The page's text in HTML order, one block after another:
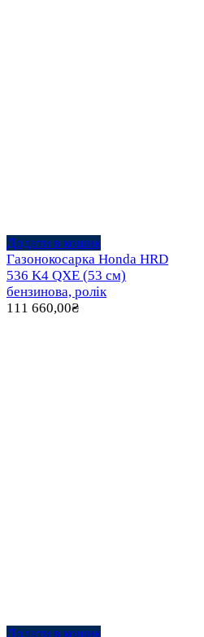
Додати в кошик
Газонокосарка Honda HRD
536 K4 QXE (53 см)
бензинова, ролік
111 660,00₴
Додати в кошик